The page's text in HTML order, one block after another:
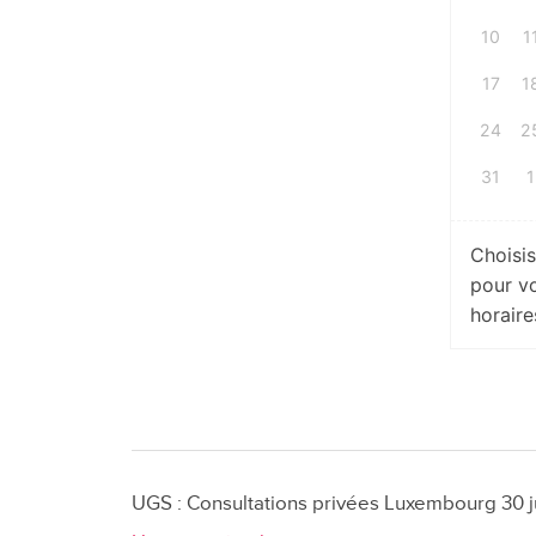
10 11
17
24
31 1
pour
à
UGS : Consultations privées Luxembourg 30